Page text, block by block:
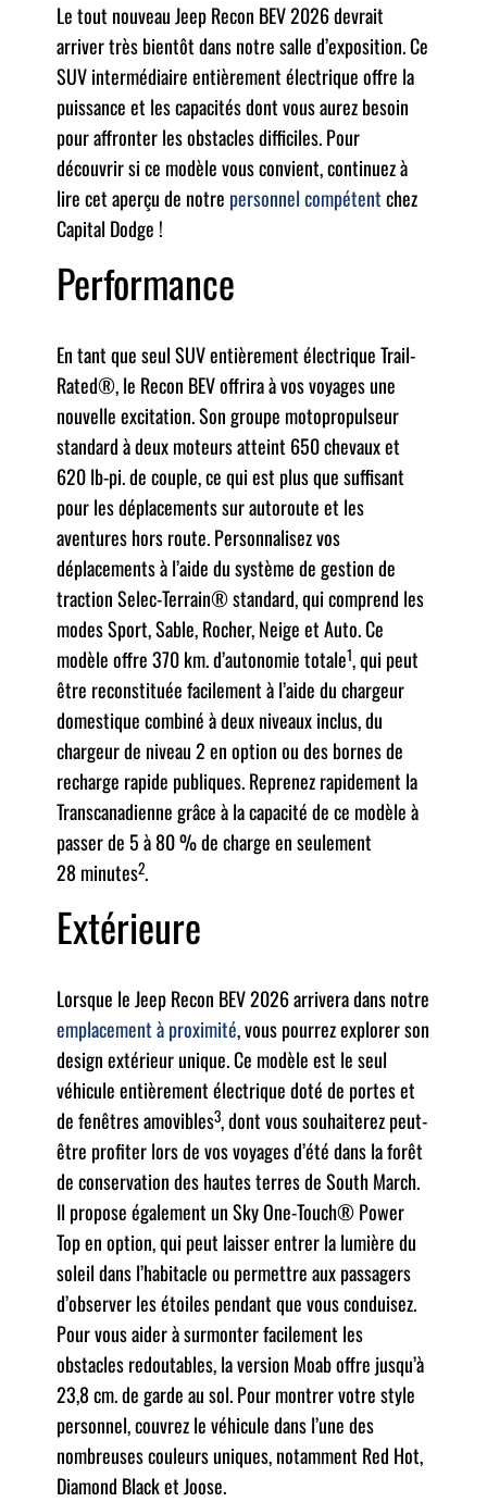
Le tout nouveau Jeep Recon BEV 2026 devrait
arriver très bientôt dans notre salle d’exposition. Ce
SUV intermédiaire entièrement électrique offre la
puissance et les capacités dont vous aurez besoin
pour affronter les obstacles difficiles. Pour
découvrir si ce modèle vous convient, continuez à
lire cet aperçu de notre personnel compétentchez
Capital Dodge !
Performance
En tant que seul SUV entièrement électrique Trail-
Rated®, le Recon BEV offrira à vos voyages une
nouvelle excitation. Son groupe motopropulseur
standard à deux moteurs atteint 650 chevaux et
620 lb-pi. de couple, ce qui est plus que suffisant
pour les déplacements sur autoroute et les
aventures hors route. Personnalisez vos
déplacements à l’aide du système de gestion de
traction Selec-Terrain® standard, qui comprend les
modes Sport, Sable, Rocher, Neige et Auto. Ce
modèle offre 370 km. d’autonomie totale1, qui peut
être reconstituée facilement à l’aide du chargeur
domestique combiné à deux niveaux inclus, du
chargeur de niveau 2 en option ou des bornes de
recharge rapide publiques. Reprenez rapidement la
Transcanadienne grâce à la capacité de ce modèle à
passer de 5 à 80 % de charge en seulement
28 minutes2.
Extérieure
Lorsque le Jeep Recon BEV 2026 arrivera dans notre
emplacement à proximité, vous pourrez explorer son
design extérieur unique. Ce modèle est le seul
véhicule entièrement électrique doté de portes et
de fenêtres amovibles3, dont vous souhaiterez peut-
être profiter lors de vos voyages d’été dans la forêt
de conservation des hautes terres de South March.
Il propose également un Sky One-Touch® Power
Top en option, qui peut laisser entrer la lumière du
soleil dans l’habitacle ou permettre aux passagers
d’observer les étoiles pendant que vous conduisez.
Pour vous aider à surmonter facilement les
obstacles redoutables, la version Moab offre jusqu’à
23,8 cm. de garde au sol. Pour montrer votre style
personnel, couvrez le véhicule dans l’une des
nombreuses couleurs uniques, notamment Red Hot,
Diamond Black et Joose.